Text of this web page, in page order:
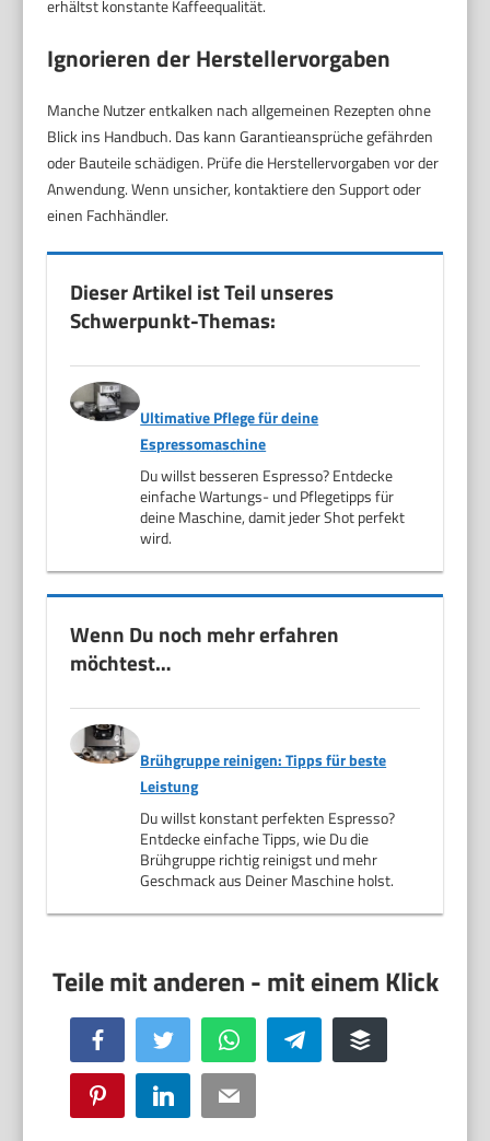
erhältst konstante Kaffeequalität.
Ignorieren der Herstellervorgaben
Manche Nutzer entkalken nach allgemeinen Rezepten ohne
Blick ins Handbuch. Das kann Garantieansprüche gefährden
oder Bauteile schädigen. Prüfe die Herstellervorgaben vor der
Anwendung. Wenn unsicher, kontaktiere den Support oder
einen Fachhändler.
Dieser Artikel ist Teil unseres
Schwerpunkt-Themas:
Ultimative Pflege für deine
Espressomaschine
Du willst besseren Espresso? Entdecke
einfache Wartungs- und Pflegetipps für
deine Maschine, damit jeder Shot perfekt
wird.
Wenn Du noch mehr erfahren
möchtest…
Brühgruppe reinigen: Tipps für beste
Leistung
Du willst konstant perfekten Espresso?
Entdecke einfache Tipps, wie Du die
Brühgruppe richtig reinigst und mehr
Geschmack aus Deiner Maschine holst.
Facebook Twitter WhatsApp Telegram Buffer
Pinterest LinkedIn Email